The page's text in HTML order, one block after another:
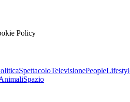
Policy
SpettacoloTelevisionePeople
Spazio